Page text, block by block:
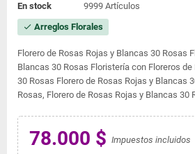
En stock 9999 Artículos
check Arreglos Florales
Florero de Rosas Rojas y Blancas 30 Rosas
Blancas 30 Rosas Floristería con Floreros
30 Rosas Florero de Rosas Rojas y Blancas
Rosas, Florero de Rosas Rojas y Blancas 30
78.000 $ Impuestos incluidos